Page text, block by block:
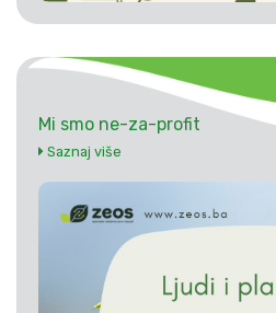
Mi smo ne-za-profit
Saznaj više